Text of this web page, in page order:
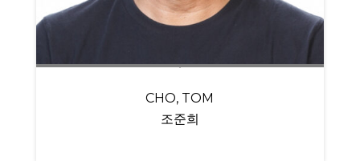
CHO, TOM
조준희